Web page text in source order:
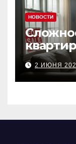
НОВОСТИ
2 ИЮНЯ